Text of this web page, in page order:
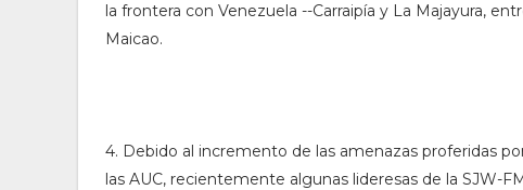
la frontera con Venezuela --Carraipía y La Majayura,
Maicao.
4. Debido al incremento de las amenazas proferidas
las AUC, recientemente algunas lideresas de la SJW-